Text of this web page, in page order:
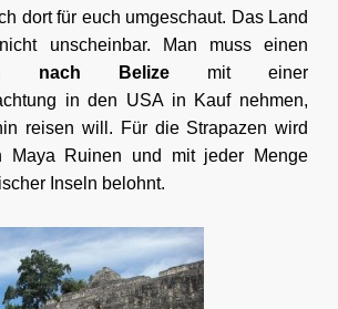
dort für euch umgeschaut. Das Land
unscheinbar. Man muss einen
nach Belize mit einer
in den USA in Kauf nehmen,
reisen will. Für die Strapazen wird
Maya Ruinen und mit jeder Menge
Inseln belohnt.